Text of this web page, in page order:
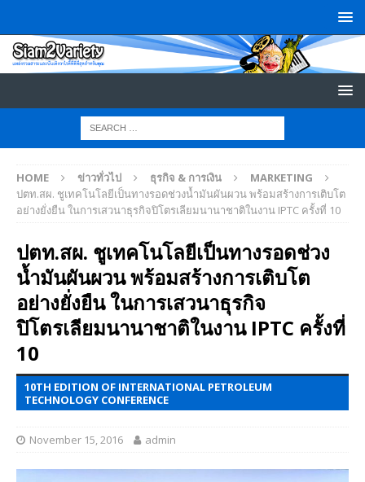
HOME ข่าวทั่วไป ธุรกิจ & การเงิน
MARKETING
ปตท.สผ. ชูเทคโนโลยีเป็นทางรอดช่วงน้ำมันผันผวน พร้อมสร้างการเติบโต
อย่างยั่งยืน ในการเสวนาธุรกิจปิโตรเลียมนานาชาติในงาน IPTC ครั้งที่ 10
ปตท.สผ. ชูเทคโนโลยีเป็นทางรอดช่วง
น้ำมันผันผวน พร้อมสร้างการเติบโต
อย่างยั่งยืน ในการเสวนาธุรกิจ
ปิโตรเลียมนานาชาติในงาน IPTC ครั้งที่
10
10TH EDITION OF INTERNATIONAL PETROLEUM
TECHNOLOGY CONFERENCE
November 15, 2016 admin